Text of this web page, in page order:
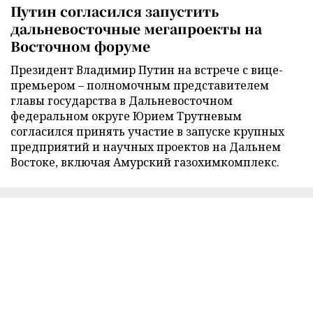
Путин согласился запустить
дальневосточные мегапроекты на
Восточном форуме
Президент Владимир Путин на встрече с вице-
премьером – полномочным представителем
главы государства в Дальневосточном
федеральном округе Юрием Трутневым
согласился принять участие в запуске крупных
предприятий и научных проектов на Дальнем
Востоке, включая Амурский газохимкомплекс.